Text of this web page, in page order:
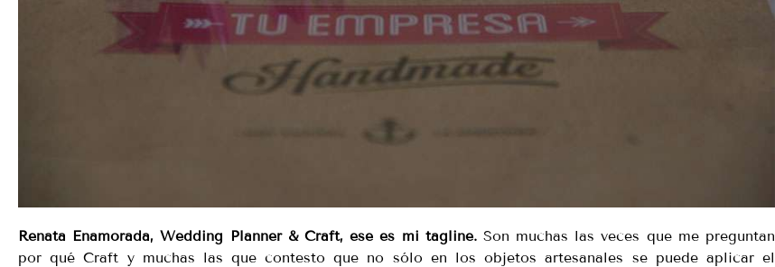
Renata Enamorada, Wedding Planner & Craft, ese es mi tagline.Son muchas las veces que me preguntan
por qué Craft y muchas las que contesto que no sólo en los objetos artesanales se puede aplicar el